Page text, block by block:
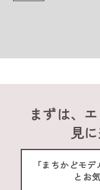
まずは、
見
「まちかどモ
とお